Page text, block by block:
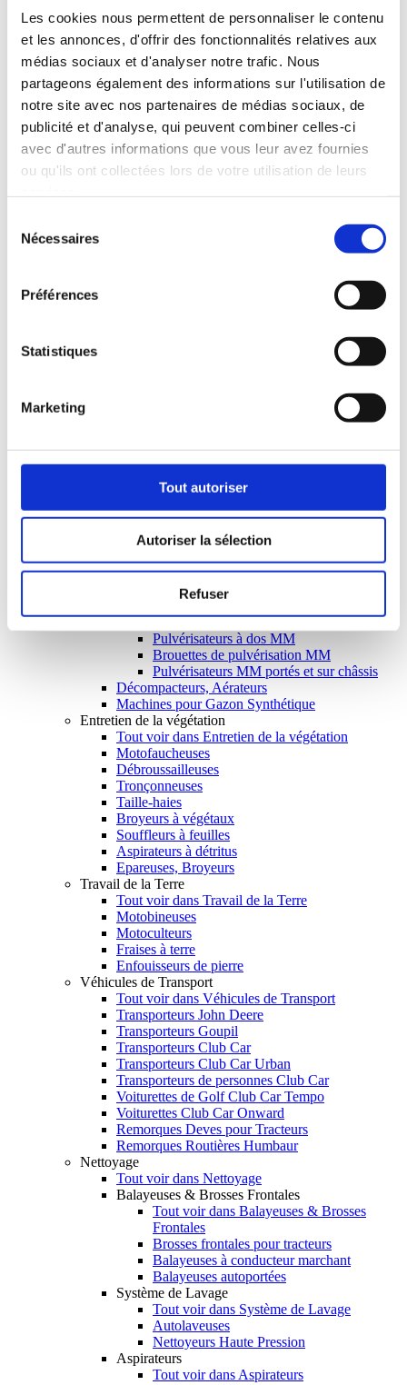
Les cookies nous permettent de personnaliser le contenu
et les annonces, d'offrir des fonctionnalités relatives aux
médias sociaux et d'analyser notre trafic. Nous
partageons également des informations sur l'utilisation de
notre site avec nos partenaires de médias sociaux, de
publicité et d'analyse, qui peuvent combiner celles-ci
avec d'autres informations que vous leur avez fournies
ou qu'ils ont collectées lors de votre utilisation de leurs
Nécessaires
Préférences
Statistiques
Marketing
Tout autoriser
Autoriser la sélection
Refuser
Tondeuses robot Stihl
Tondeuses à batterie
Tondeuses essence à conducteur marchant
Tondeuses PRO à conducteur marchant
Tondeuses hélicoïdales à cylindre
Scarificateurs
Tout voir dans Scarificateurs
Scarificateur électrique
Scarificateurs essence
Scarificateurs à remorquer
Tracteurs de Jardin & Tondeuses Autoportées
Tout voir dans Tracteurs de Jardin &
Tondeuses à rayon de braquage zéro Ztrak
Tracteurs & Tondeuses Professionnelles
Tout voir dans Tracteurs & Tondeuses
Tondeuses électriques Mean Green
Tracteurs diesel compact John Deere
Remorques
Tout voir dans Remorques
Remorques John Deere
Remorques Devès
Tout voir dans Epandeurs
Epandeurs Matev
Tout voir dans Pulvérisateurs
Pulvérisateurs à dos MM
Brouettes de pulvérisation MM
Pulvérisateurs MM portés et sur châssis
Décompacteurs, Aérateurs
Machines pour Gazon Synthétique
Entretien de la végétation
Tout voir dans Entretien de la végétation
Motofaucheuses
Débroussailleuses
Tronçonneuses
Taille-haies
Broyeurs à végétaux
Souffleurs à feuilles
Aspirateurs à détritus
Epareuses, Broyeurs
Travail de la Terre
Tout voir dans Travail de la Terre
Motobineuses
Motoculteurs
Fraises à terre
Enfouisseurs de pierre
Véhicules de Transport
Tout voir dans Véhicules de Transport
Transporteurs John Deere
Transporteurs Goupil
Transporteurs Club Car
Transporteurs Club Car Urban
Transporteurs de personnes Club Car
Voiturettes de Golf Club Car Tempo
Voiturettes Club Car Onward
Remorques Deves pour Tracteurs
Remorques Routières Humbaur
Nettoyage
Tout voir dans Nettoyage
Balayeuses & Brosses Frontales
Tout voir dans Balayeuses & Brosses
Frontales
Brosses frontales pour tracteurs
Balayeuses à conducteur marchant
Balayeuses autoportées
Système de Lavage
Tout voir dans Système de Lavage
Autolaveuses
Nettoyeurs Haute Pression
Aspirateurs
Tout voir dans Aspirateurs